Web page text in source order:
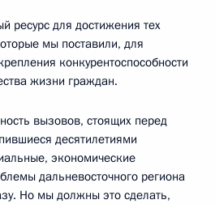
для достижения тех
мы поставили, для
конкурентоспособности
жизни граждан.
вызовов, стоящих перед
десятилетиями
экономические
дальневосточного региона
Но мы должны это сделать,